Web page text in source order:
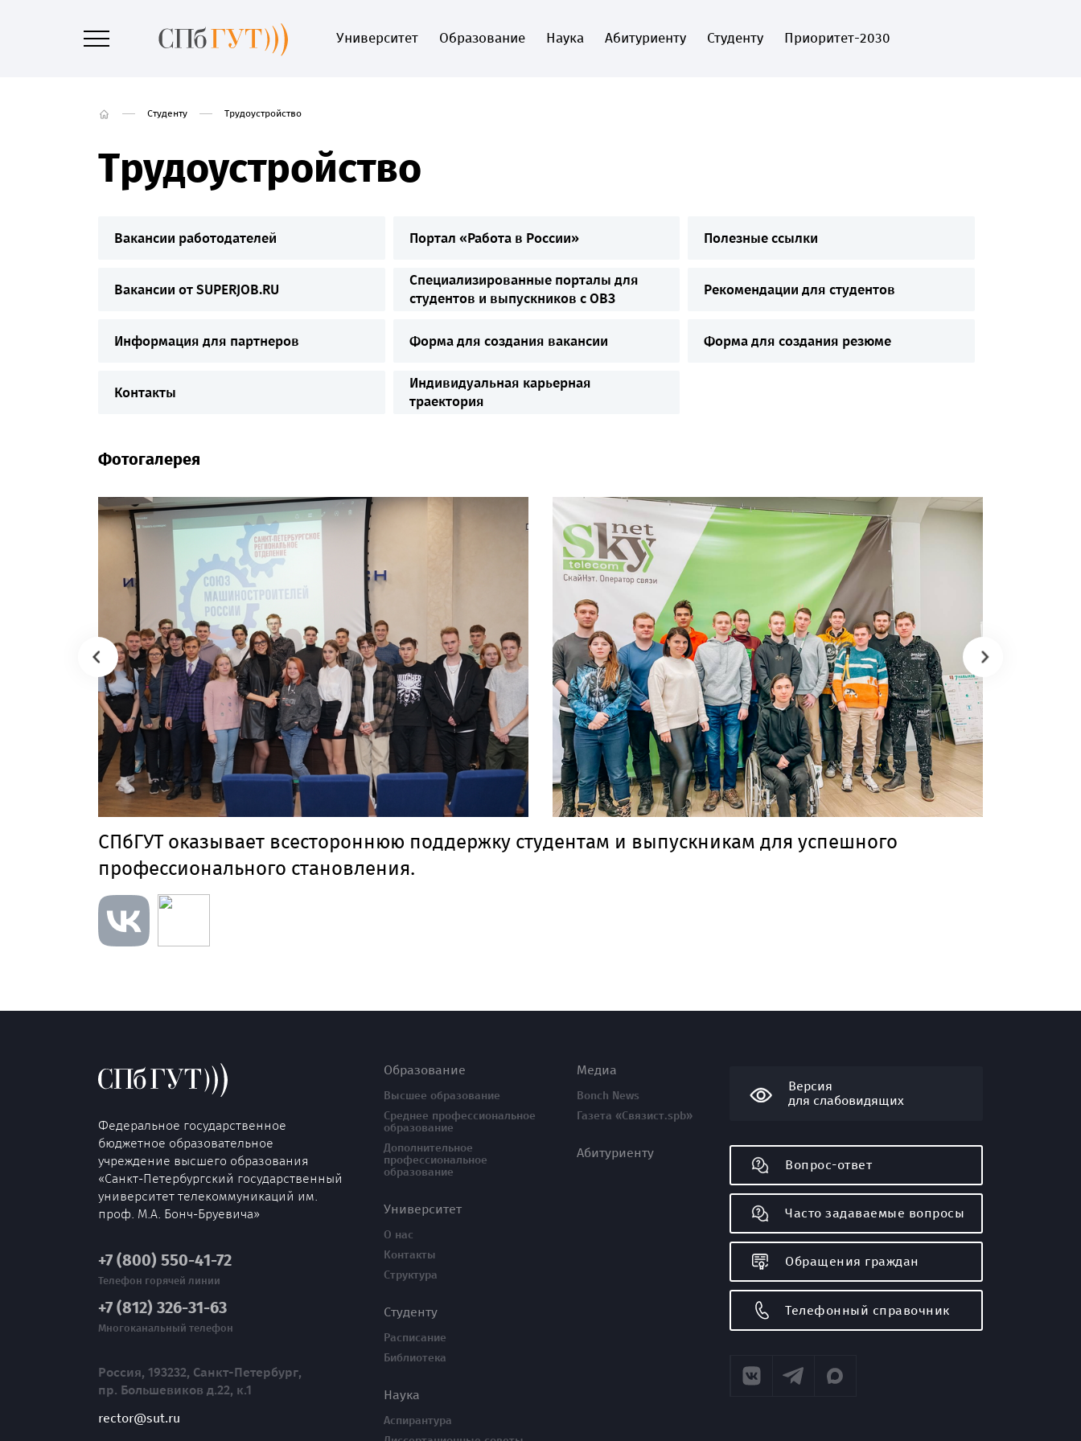
Университет Образование Наука Абитуриенту Студенту Приоритет-2030
Студенту Трудоустройство
Трудоустройство
Вакансии работодателей Портал «Работа в России» Полезные ссылки
Вакансии от SUPERJOB.RU
Специализированные порталы для
студентов и выпускников с ОВЗ
Рекомендации для студентов
Информация для партнеров Форма для создания вакансии Форма для создания резюме
Контакты
Индивидуальная карьерная
траектория
Фотогалерея
СПбГУТ оказывает всестороннюю поддержку студентам и выпускникам для успешного
профессионального становления.
Федеральное государственное
бюджетное образовательное
учреждение высшего образования
«Санкт-Петербургский государственный
университет телекоммуникаций им.
проф. М.А. Бонч-Бруевича»
+7 (800) 550-41-72
Телефон горячей линии
+7 (812) 326-31-63
Многоканальный телефон
Россия, 193232, Санкт-Петербург,
пр. Большевиков д.22, к.1
rector@sut.ru
Образование
Высшее образование
Среднее профессиональное
образование
Дополнительное
профессиональное
образование
Университет
О нас
Контакты
Структура
Студенту
Расписание
Библиотека
Наука
Аспирантура
Медиа
Bonch News
Газета «Связист.spb»
Абитуриенту
Версия
для слабовидящих
Вопрос-ответ
Часто задаваемые вопросы
Обращения граждан
Телефонный справочник